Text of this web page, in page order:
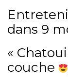
dans 9
«
couche